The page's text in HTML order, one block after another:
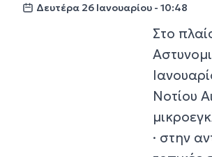
Δευτέρα 26 Ιανουαρίου - 10:48
Στο
Νοτίου
· στην